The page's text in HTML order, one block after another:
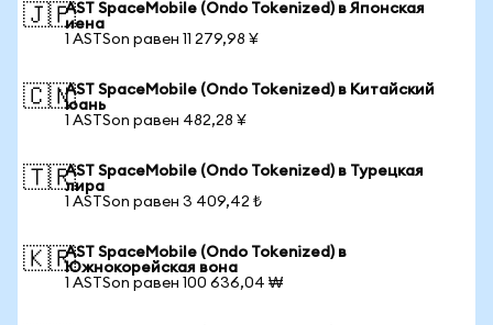
🇯🇵AST SpaceMobile (Ondo Tokenized) в Японская
иена
1 ASTSon равен 11 279,98 ¥
🇨🇳AST SpaceMobile (Ondo Tokenized) в Китайский
юань
1 ASTSon равен 482,28 ¥
🇹🇷AST SpaceMobile (Ondo Tokenized) в Турецкая
лира
1 ASTSon равен 3 409,42 ₺
🇰🇷AST SpaceMobile (Ondo Tokenized) в
Южнокорейская вона
1 ASTSon равен 100 636,04 ₩